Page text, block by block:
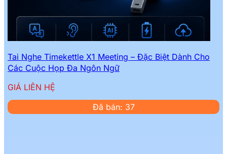
Tai Nghe Timekettle X1 Meeting – Đặc Biệt Dành Cho
Các Cuộc Họp Đa Ngôn Ngữ
GIÁ LIÊN HỆ
Đã bán: 37